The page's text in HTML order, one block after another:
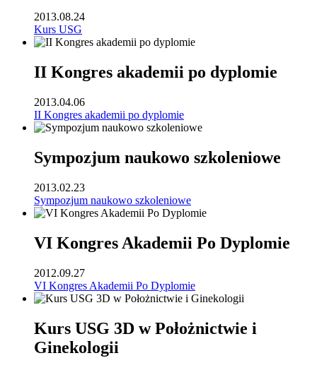
2013.08.24
Kurs USG
II Kongres akademii po dyplomie
2013.04.06
II Kongres akademii po dyplomie
Sympozjum naukowo szkoleniowe
2013.02.23
Sympozjum naukowo szkoleniowe
VI Kongres Akademii Po Dyplomie
2012.09.27
VI Kongres Akademii Po Dyplomie
Kurs USG 3D w Położnictwie i
Ginekologii